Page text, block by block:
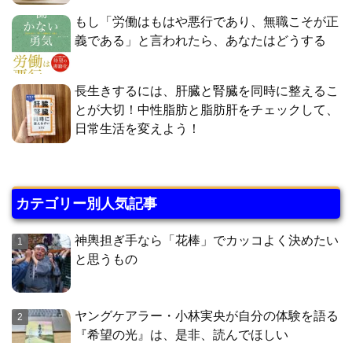
もし「労働はもはや悪行であり、無職こそが正
義である」と言われたら、あなたはどうする
長生きするには、肝臓と腎臓を同時に整えるこ
とが大切！中性脂肪と脂肪肝をチェックして、
日常生活を変えよう！
カテゴリー別人気記事
神輿担ぎ手なら「花棒」でカッコよく決めたい
と思うもの
ヤングケアラー・小林実央が自分の体験を語る
『希望の光』は、是非、読んでほしい